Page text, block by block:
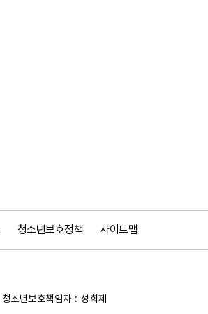
청소년보호정책 사이트맵
청소년보호책임자 : 성희제